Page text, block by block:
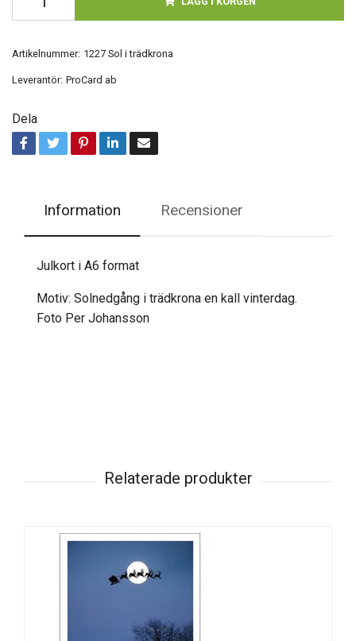
Artikelnummer: 1227 Sol i trädkrona
Leverantör: ProCard ab
Dela
Information Recensioner
Julkort i A6 format
Motiv: Solnedgång i trädkrona en kall vinterdag.
Foto Per Johansson